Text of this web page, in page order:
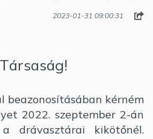
2023-01-31 09:00:31
kérném
2022. szeptember 2-án
drávasztárai kikötőnél.